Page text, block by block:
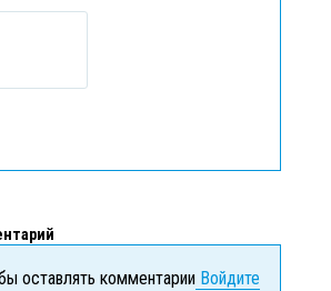
оставлять комментарииВойдите